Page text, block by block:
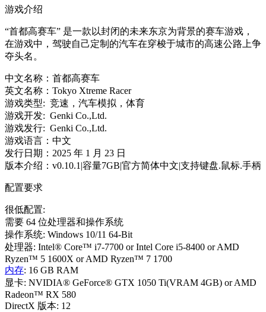
游戏介绍
“首都高赛车” 是一款以封闭的未来东京为背景的赛车游戏，
在游戏中，驾驶自己定制的汽车在穿梭于城市的高速公路上争
夺头名。
中文名称：首都高赛车
英文名称：Tokyo Xtreme Racer
游戏类型: 竞速，汽车模拟，体育
游戏开发: Genki Co.,Ltd.
游戏发行: Genki Co.,Ltd.
游戏语言：中文
发行日期：2025 年 1 月 23 日
版本介绍：v0.10.1|容量7GB|官方简体中文|支持键盘.鼠标.手柄
配置要求
很低配置:
需要 64 位处理器和操作系统
操作系统: Windows 10/11 64-Bit
处理器: Intel® Core™ i7-7700 or Intel Core i5-8400 or AMD
Ryzen™ 5 1600X or AMD Ryzen™ 7 1700
内存: 16 GB RAM
显卡: NVIDIA® GeForce® GTX 1050 Ti(VRAM 4GB) or AMD
Radeon™ RX 580
DirectX 版本: 12